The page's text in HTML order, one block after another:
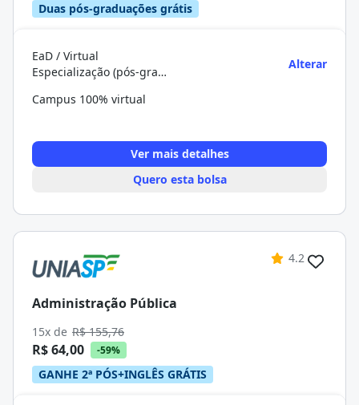
Duas pós-graduações grátis
EaD / Virtual
Especialização (pós-graduação)
Alterar
Campus 100% virtual
Ver mais detalhes
Quero esta bolsa
4.2
Administração Pública
15x de R$ 155,76
R$ 64,00 -59%
GANHE 2ª PÓS+INGLÊS GRÁTIS